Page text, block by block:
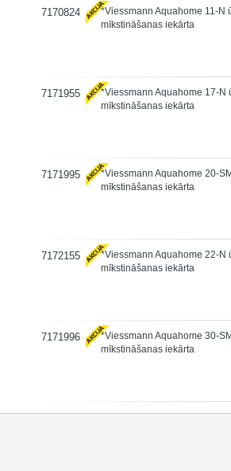
7170824
*Viessmann Aquahome 11-N
mīkstināšanas iekārta
7171955
*Viessmann Aquahome 17-N
mīkstināšanas iekārta
7171995
*Viessmann Aquahome 20-
mīkstināšanas iekārta
7172155
*Viessmann Aquahome 22-N
mīkstināšanas iekārta
7171996
*Viessmann Aquahome 30-
mīkstināšanas iekārta